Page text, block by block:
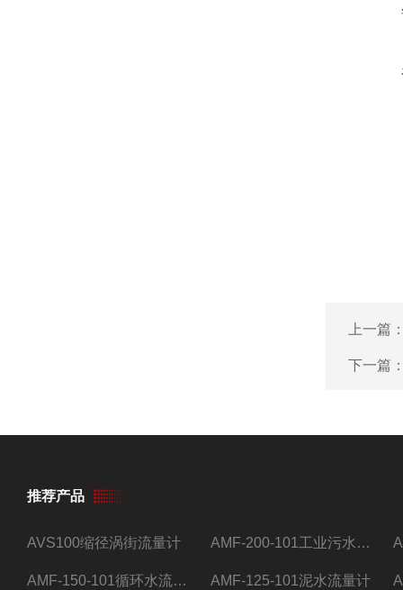
上一篇
下一篇
推荐产品
AVS100缩径涡街流量计 AMF-200-101工业污水流量计
AMF-150-101循环水流量计,电磁流量计 AMF-125-101泥水流量计